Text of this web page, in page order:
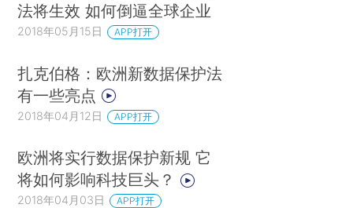
法将生效 如何倒逼全球企业
2018年05月15日 APP打开
扎克伯格：欧洲新数据保护法
有一些亮点
2018年04月12日 APP打开
欧洲将实行数据保护新规 它
将如何影响科技巨头？
2018年04月03日 APP打开